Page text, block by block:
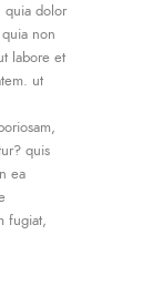
quia dolor
non
labore et
ut
quis
ea
fugiat,